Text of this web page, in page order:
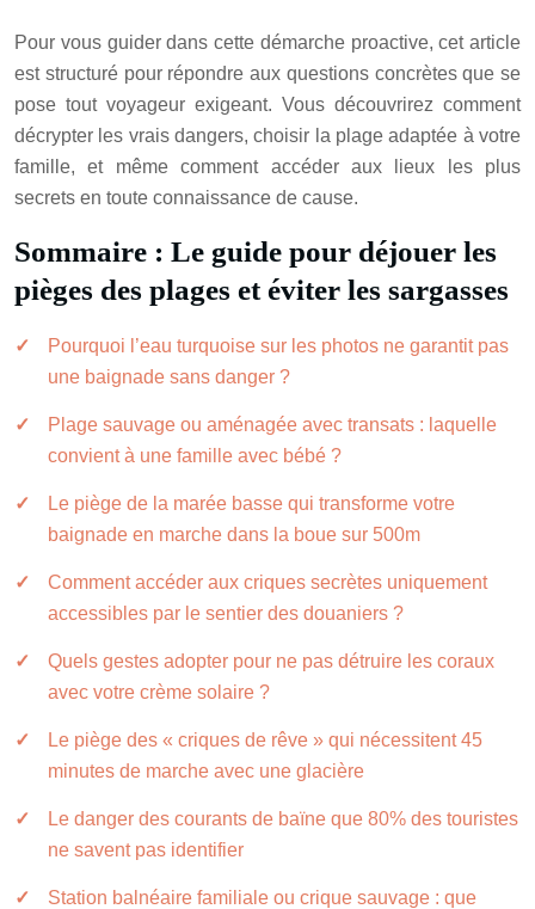
Pour vous guider dans cette démarche proactive, cet article
est structuré pour répondre aux questions concrètes que se
pose tout voyageur exigeant. Vous découvrirez comment
décrypter les vrais dangers, choisir la plage adaptée à votre
famille, et même comment accéder aux lieux les plus
secrets en toute connaissance de cause.
Sommaire : Le guide pour déjouer les
pièges des plages et éviter les sargasses
Pourquoi l’eau turquoise sur les photos ne garantit pas
une baignade sans danger ?
Plage sauvage ou aménagée avec transats : laquelle
convient à une famille avec bébé ?
Le piège de la marée basse qui transforme votre
baignade en marche dans la boue sur 500m
Comment accéder aux criques secrètes uniquement
accessibles par le sentier des douaniers ?
Quels gestes adopter pour ne pas détruire les coraux
avec votre crème solaire ?
Le piège des « criques de rêve » qui nécessitent 45
minutes de marche avec une glacière
Le danger des courants de baïne que 80% des touristes
ne savent pas identifier
Station balnéaire familiale ou crique sauvage : que